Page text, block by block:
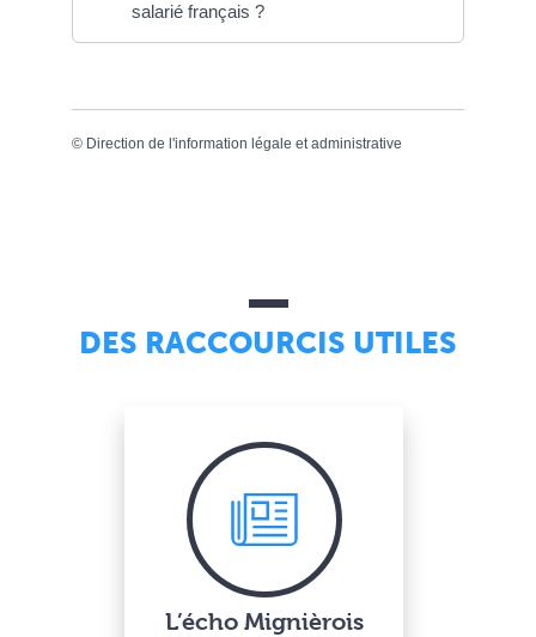
salarié français ?
© Direction de l'information légale et administrative
DES RACCOURCIS UTILES
L’écho Mignièrois